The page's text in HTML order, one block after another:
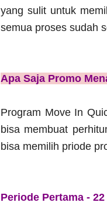
yang sulit untuk
semua proses sudah
Apa Saja Promo
Program Move In
bisa membuat
bisa memilih priode
Periode Pertama -